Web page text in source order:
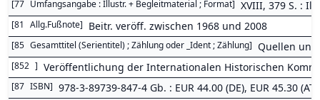
[77 Umfangsangabe : Illustr. + Begleitmaterial ; Format] XVIII, 379 S. : Ill.
[81 Allg.Fußnote] Beitr. veröff. zwischen 1968 und 2008
[85 Gesamttitel (Serientitel) ; Zählung oder _Ident ; Zählung] Quellen und
[852 ] Veröffentlichung der Internationalen Historischen
[87 ISBN] 978-3-89739-847-4 Gb. : EUR 44.00 (DE), EUR 45.30